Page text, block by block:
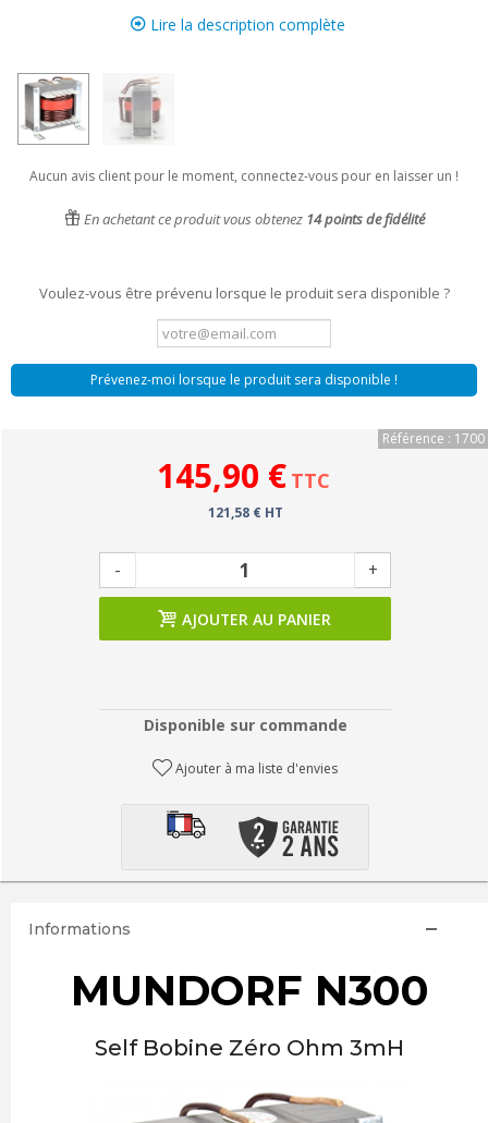
Lire la description complète
Aucun avis client pour le moment, connectez-vous pour en laisser un !
En achetant ce produit vous obtenez 14points de fidélité
Voulez-vous être prévenu lorsque le produit sera disponible ?
Prévenez-moi lorsque le produit sera disponible !
Référence : 1700
145,90 € TTC
121,58 € HT
- +
AJOUTER AU PANIER
Disponible sur commande
Ajouter à ma liste d'envies
Informations
MUNDORF N300
Self Bobine Zéro Ohm 3mH